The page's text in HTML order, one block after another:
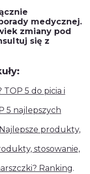
medycznej.
zmiany pod
się z
5 do picia i
5 najlepszych
produkty,
stosowanie,
Ranking.